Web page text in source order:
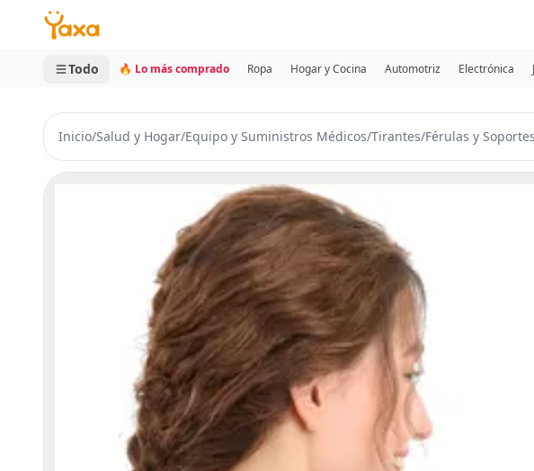
MINI CARRITO
0 productos
Todo 🔥 Lo más comprado Ropa Hogar y Cocina Automotriz Electrónica
Inicio/Salud y Hogar/Equipo y Suministros Médicos/Tirantes/Férulas y Soportes